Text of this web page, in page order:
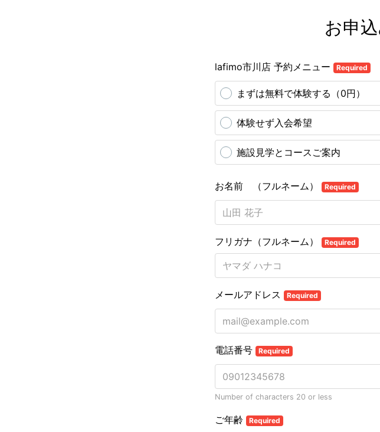
お申
lafimo市川店 予約メニュー Required
まずは無料で体験する（0円）
体験せず入会希望
施設見学とコースご案内
お名前 （フルネーム） Required
フリガナ（フルネーム） Required
メールアドレス Required
電話番号 Required
Number of characters 20 or less
ご年齢 Required